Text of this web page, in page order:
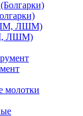
ЛШМ)
молотки